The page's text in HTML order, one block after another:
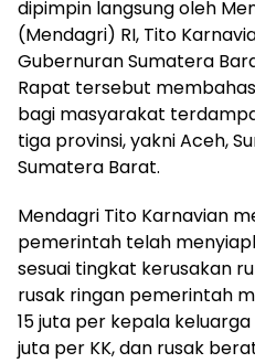
dipimpin langsung oleh
(Mendagri) RI, Tito
Gubernuran Sumatera
Rapat tersebut
bagi masyarakat
tiga provinsi, yakni Aceh,
Sumatera Barat.
Mendagri Tito Karnavian
pemerintah telah
sesuai tingkat kerusakan
rusak ringan pemerintah
15 juta per kepala
juta per KK, dan rusak